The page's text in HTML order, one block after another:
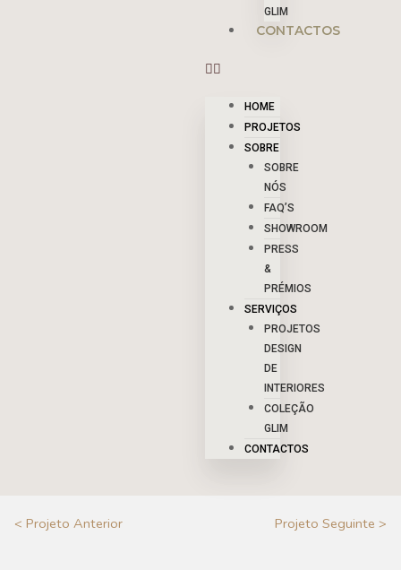
GLIM
CONTACTOS
HOME
PROJETOS
SOBRE
SOBRE
NÓS
FAQ’S
SHOWROOM
PRESS
&
PRÉMIOS
SERVIÇOS
PROJETOS
DESIGN
DE
INTERIORES
COLEÇÃO
GLIM
CONTACTOS
< Projeto Anterior Projeto Seguinte >